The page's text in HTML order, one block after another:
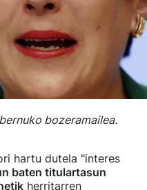
bozeramailea.
hartu dutela "interes
baten titulartasun
herritarren